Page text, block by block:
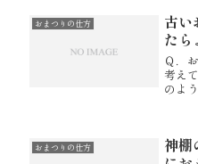
てい
おまつりの仕方
古い
たら
Ｑ．
考え
のよ
くお
製品
おまつりの仕方
神